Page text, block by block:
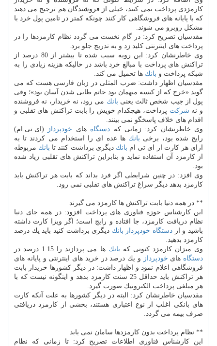
كارمزدی پرداخت نمی كنند، خیلی از فروشندگان هم ترجیح می دهند
كه با پایانه های فروشگاهی كار كنند چونكه كمتر در تامین پول خرد با
مشكل روبرو می شوند.
مقدسیان تصریح كرد: در گام نخست می گردد نظام كارمزدها را در
پرداخت های اینترنتی كلید زد و به تدریج جلو برد.
وی خاطرنشان كرد: این رویه سبب شده تا بیشتر از 80 درصد از
تراكنش های پرداخت با مبالغ خرد باشد در حالیكه هزینه زیادی را به
شبكه پرداخت و بانك ها تحمیل می كند.
مقدسیان اظهار داشت: ضرب المثلی در زبان فارسی هست كه می
گوید «خرج كه از كیسه میهمان بود حاتم طایی شدن آسان بود»؛ وقی
پول از جیب شخص ثالث یعنی بانك می رود، نه خریدار، نه فروشنده
و نه شركت پرداخت، هیچكدام خویش را بابت تراكنش های تقلبی و
اقدام های خلاف پاسخگو نمی بینند.
وی خاطرنشان كرد: زمانی كه دستگاه های خودپرداز
(ای.تی.ام)
رایج شده بود، برخی بانك ها عده ای را استخدام می كردند تا به
ازای هر كارت از ای تی ام بانك دیگری برداشت كنند تا بانك مربوطه
از كارمزد آن استفاده نماید و بنابراین تراكنش های تقلبی زیاد شده
بود.
وی افزد: در چنین شرایطی اگر فرد بداند كه بابت هر تراكنش باید
كارمزد بدهد دیگر سراغ تراكنش های تقلبی نمی رود.
** در همه دنیا بابت تراكنش ها كارمزد می گیرند
این كارشناس حوزه فناوری های پرداخت افزود: در همه جای دنیا
نظام دریافت كارمزد، جا افتاده و رایج است؛ اگر ویزا كارت داشته
باشید و از دستگاه خودپرداز بانك دیگری برداشت كنید باید یك درصد
كارمزد بدهید.
وی میزان كارمزد كنونی كه بانك ها می پردازند را 1.15 درصد در
دستگاه های خودپرداز
و یك درصد در خرید های اینترنتی و پایانه های
فروشگاهی اعلام نمود و اظهار داشت: در دیگر كشورها خریدار بابت
هر تراكنش باید حداقل 25 سنت كارمزد بدهد و اینگونه نیست كه با
هر مبلغی پرداخت الكترونیك صورت گیرد.
مقدسیان خاطرنشان كرد: البته در دیگر كشورها به علت آنكه كارت
های بانكی اغلب از نوع اعتباری هستند، بخشی از كارمزد دریافتی
صرف بیمه می گردد.
** نظام پرداخت بدون كارمزدها سامان نمی یابد
این كارشناس فناوری اطلاعات تصریح كرد: تا زمانی كه نظام